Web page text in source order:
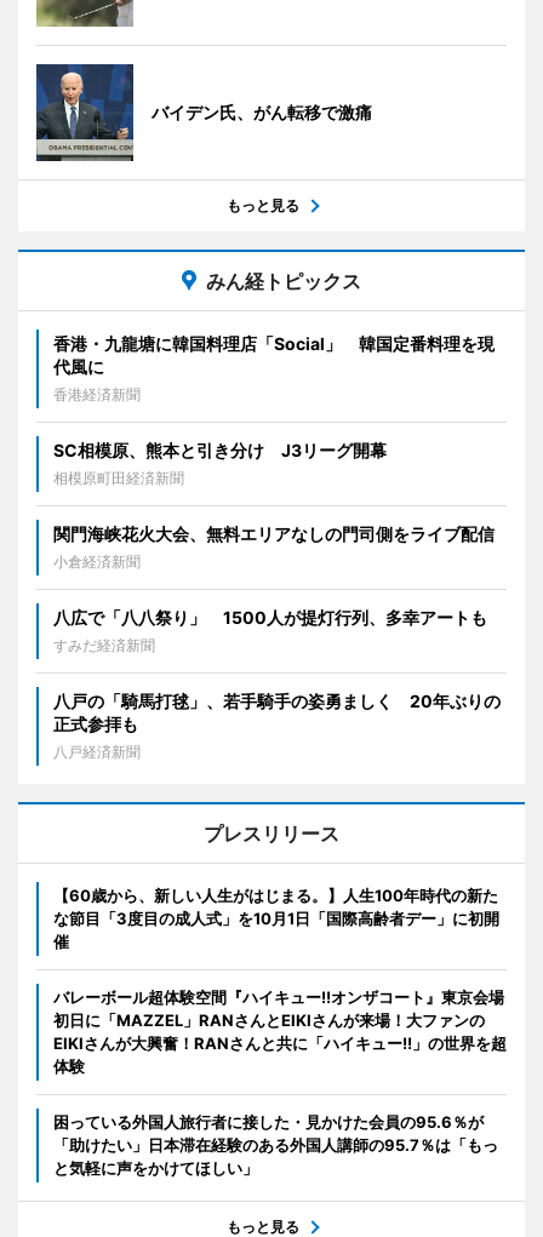
バイデン氏、がん転移で激痛
もっと見る
みん経トピックス
香港・九龍塘に韓国料理店「Social」 韓国定番料理を現
代風に
香港経済新聞
SC相模原、熊本と引き分け J3リーグ開幕
相模原町田経済新聞
関門海峡花火大会、無料エリアなしの門司側をライブ配信
小倉経済新聞
八広で「八八祭り」 1500人が提灯行列、多幸アートも
すみだ経済新聞
八戸の「騎馬打毬」、若手騎手の姿勇ましく 20年ぶりの
正式参拝も
八戸経済新聞
プレスリリース
【60歳から、新しい人生がはじまる。】人生100年時代の新た
な節目「3度目の成人式」を10月1日「国際高齢者デー」に初開
催
バレーボール超体験空間『ハイキュー!!オンザコート』東京会場
初日に「MAZZEL」RANさんとEIKIさんが来場！大ファンの
EIKIさんが大興奮！RANさんと共に「ハイキュー!!」の世界を超
体験
困っている外国人旅行者に接した・見かけた会員の95.6％が
「助けたい」日本滞在経験のある外国人講師の95.7％は「もっ
と気軽に声をかけてほしい」
もっと見る